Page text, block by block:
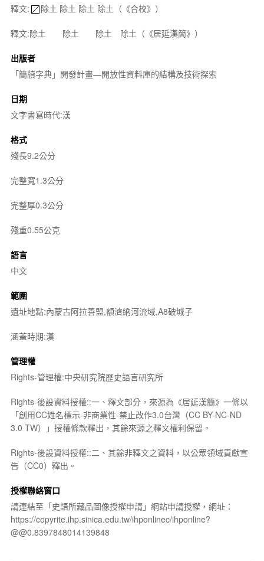
釋文:
除土 除土 除土 除土（《合校》）
釋文:除土 除土 除土 除土（《居延漢簡》）
出版者
「簡牘字典」開發計畫—開放性資料庫的結構及技術探索
日期
文字書寫時代:漢
格式
殘長9.2公分
完整寬1.3公分
完整厚0.3公分
殘重0.55公克
語言
中文
範圍
遺址地點:內蒙古阿拉善盟,額濟納河流域,A8破城子
涵蓋時期:漢
管理權
Rights-管理權:中央研究院歷史語言研究所
Rights-後設資料授權::一、釋文部分，來源為《居延漢簡》一條以
「創用CC姓名標示-非商業性-禁止改作3.0台灣（CC BY-NC-ND
3.0 TW）」授權條款釋出，其餘來源之釋文權利保留。
Rights-後設資料授權::二、其餘非釋文之資料，以公眾領域貢獻宣
告（CC0）釋出。
授權聯絡窗口
請連結至「史語所藏品圖像授權申請」網站申請授權，網址：
https://copyrite.ihp.sinica.edu.tw/ihponlinec/ihponline?
@@0.8397848014139848